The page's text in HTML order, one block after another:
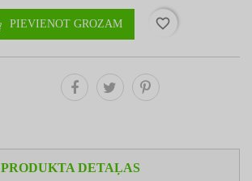
PIEVIENOT GROZAM favorite_border
PRODUKTA DETAĻAS